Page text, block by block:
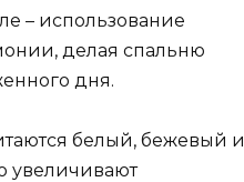
– использование
делая спальню
дня.
белый, бежевый и
увеличивают